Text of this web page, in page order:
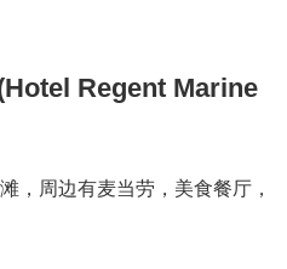
Regent Marine
，周边有麦当劳，美食餐厅，